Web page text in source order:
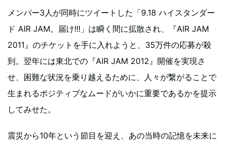
メンバー3人が同時にツイートした「9.18 ハイスタンダー
ド AIR JAM。届け!!!」は瞬く間に拡散され、『AIR JAM
2011』のチケットを手に入れようと、35万件の応募が殺
到。翌年には東北での『AIR JAM 2012』開催を実現さ
せ、困難な状況を乗り越えるために、人々が繋がることで
生まれるポジティブなムードがいかに重要であるかを提示
してみせた。
震災から10年という節目を迎え、あの当時の記憶を未来に